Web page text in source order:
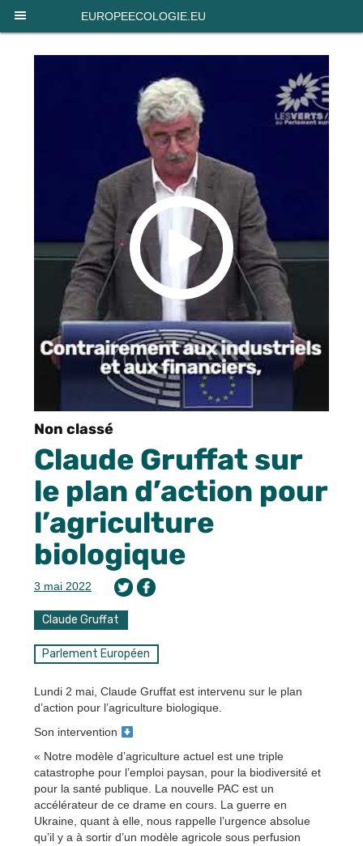
EUROPEECOLOGIE.EU
Non classé
Claude Gruffat sur
le plan d’action pour
l’agriculture
biologique
3 mai 2022
Claude Gruffat
Parlement Européen
Lundi 2 mai, Claude Gruffat est intervenu sur le plan
d’action pour l’agriculture biologique.
Son intervention
« Notre modèle d’agriculture actuel est une triple
catastrophe pour l’emploi paysan, pour la biodiversité et
pour la santé publique. La nouvelle PAC est un
accélérateur de ce drame en cours. La guerre en
Ukraine, quant à elle, nous rappelle l’urgence absolue
qu’il y a à sortir d’un modèle agricole sous perfusion